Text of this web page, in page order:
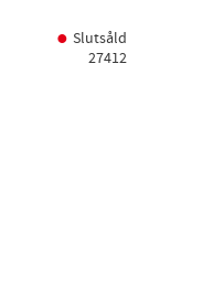
Slutsåld
27412